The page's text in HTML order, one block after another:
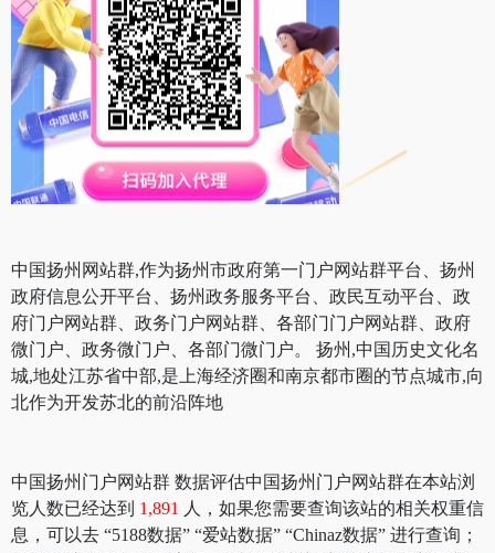
中国扬州网站群,作为扬州市政府第一门户网站群平台、扬州
政府信息公开平台、扬州政务服务平台、政民互动平台、政
府门户网站群、政务门户网站群、各部门门户网站群、政府
微门户、政务微门户、各部门微门户。 扬州,中国历史文化名
城,地处江苏省中部,是上海经济圈和南京都市圈的节点城市,向
北作为开发苏北的前沿阵地
中国扬州门户网站群 数据评估中国扬州门户网站群在本站浏
览人数已经达到 1,891 人，如果您需要查询该站的相关权重信
息，可以去 “5188数据” “爱站数据” “Chinaz数据” 进行查询；